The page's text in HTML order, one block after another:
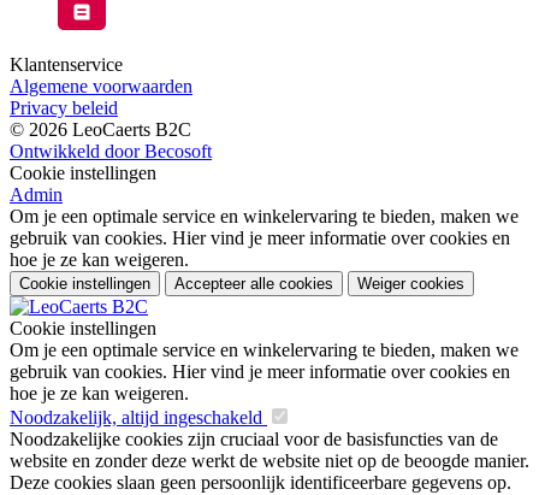
Klantenservice
Algemene voorwaarden
Privacy beleid
© 2026 LeoCaerts B2C
Ontwikkeld door Becosoft
Cookie instellingen
Admin
Om je een optimale service en winkelervaring te bieden, maken we
gebruik van cookies. Hier vind je meer informatie over cookies en
hoe je ze kan weigeren.
Cookie instellingen Accepteer alle cookies Weiger cookies
Cookie instellingen
Om je een optimale service en winkelervaring te bieden, maken we
gebruik van cookies. Hier vind je meer informatie over cookies en
hoe je ze kan weigeren.
Noodzakelijk, altijd ingeschakeld
Noodzakelijke cookies zijn cruciaal voor de basisfuncties van de
website en zonder deze werkt de website niet op de beoogde manier.
Deze cookies slaan geen persoonlijk identificeerbare gegevens op.